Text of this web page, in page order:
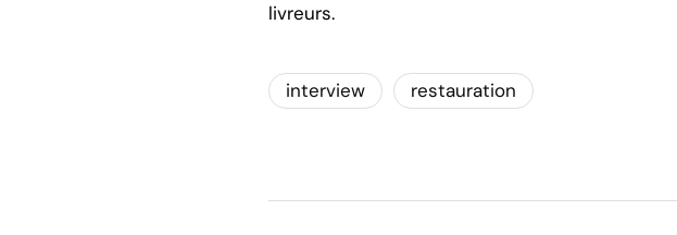
livreurs.
interview restauration